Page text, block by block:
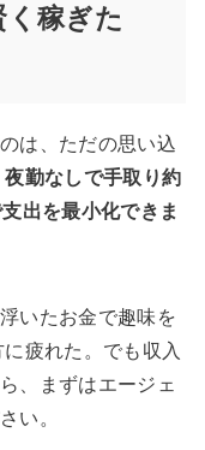
稼ぎた
は、ただの思い込
夜勤なしで手取り約
出を最小化できま
いたお金で趣味を
疲れた。でも収入
、まずはエージェ
い。